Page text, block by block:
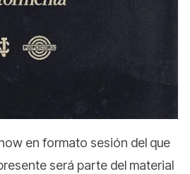
en formato sesión del que
será parte del material